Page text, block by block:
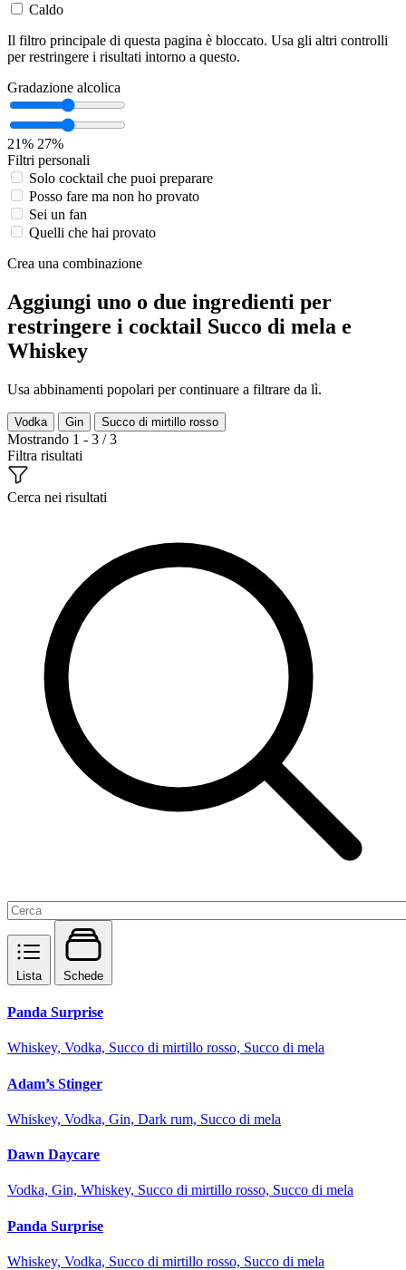
Caldo
Il filtro principale di questa pagina è bloccato. Usa gli altri controlli
per restringere i risultati intorno a questo.
Gradazione alcolica
21% 27%
Filtri personali
Solo cocktail che puoi preparare
Posso fare ma non ho provato
Sei un fan
Quelli che hai provato
Crea una combinazione
Aggiungi uno o due ingredienti per
restringere i cocktail Succo di mela e
Whiskey
Usa abbinamenti popolari per continuare a filtrare da lì.
Vodka Gin Succo di mirtillo rosso
Mostrando 1 - 3 / 3
Filtra risultati
Cerca nei risultati
Lista Schede
Panda Surprise
Whiskey, Vodka, Succo di mirtillo rosso, Succo di mela
Adam’s Stinger
Whiskey, Vodka, Gin, Dark rum, Succo di mela
Dawn Daycare
Vodka, Gin, Whiskey, Succo di mirtillo rosso, Succo di mela
Panda Surprise
Whiskey, Vodka, Succo di mirtillo rosso, Succo di mela